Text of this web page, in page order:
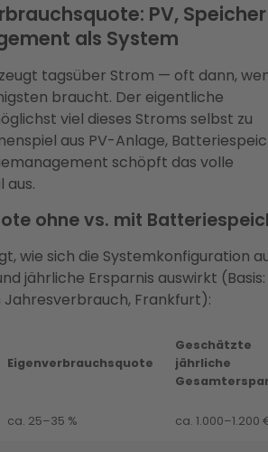
PV, Speicher
als System
tagsüber Strom — oft dann,
braucht. Der eigentliche
viel dieses Stroms selbst zu
aus PV-Anlage,
schöpft das volle
aus.
ohne vs. mit
wie sich die Systemkonfiguration
jährliche Ersparnis auswirkt (Basis:
Frankfurt):
Eigenverbrauchsquote
Geschätzte
jährliche
ca. 25–35 % ca. 1.000–1.200